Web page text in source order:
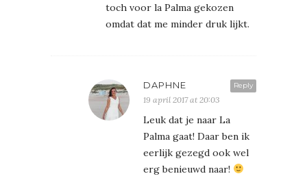
toch voor la Palma gekozen
omdat dat me minder druk lijkt.
Reply
DAPHNE
19 april 2017 at 20:03
Leuk dat je naar La
Palma gaat! Daar ben ik
eerlijk gezegd ook wel
erg benieuwd naar!